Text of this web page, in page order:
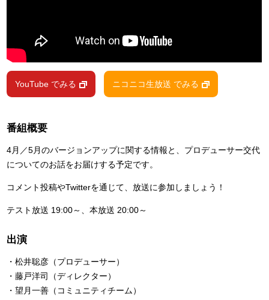
SQUARE ENIX サイト内検索
YouTube でみる ニコニコ生放送 でみる
番組概要
4月／5月のバージョンアップに関する情報と、プロデューサー交代
についてのお話をお届けする予定です。
コメント投稿やTwitterを通じて、放送に参加しましょう！
テスト放送 19:00～、本放送 20:00～
出演
・松井聡彦（プロデューサー）
・藤戸洋司（ディレクター）
・望月一善（コミュニティチーム）